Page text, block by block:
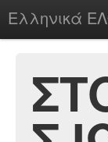
Ελληνικά
chesstu.be @